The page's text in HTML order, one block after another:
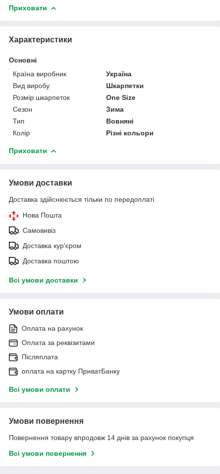
Приховати
Характеристики
Основні
Країна виробник
Україна
Вид виробу
Шкарпетки
Розмір шкарпеток
One Size
Сезон
Зима
Тип
Вовняні
Колір
Різні кольори
Приховати
Умови доставки
Доставка здійснюється тільки по передоплаті.
Нова Пошта
Самовивіз
Доставка кур'єром
Доставка поштою
Всі умови доставки
Умови оплати
Оплата на рахунок
Оплата за реквізитами
Післяплата
оплата на картку ПриватБанку
Всі умови оплати
Умови повернення
Повернення товару впродовж 14 днів за рахунок покупця
Всі умови повернення